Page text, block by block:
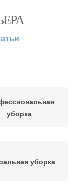
уборка
уборка